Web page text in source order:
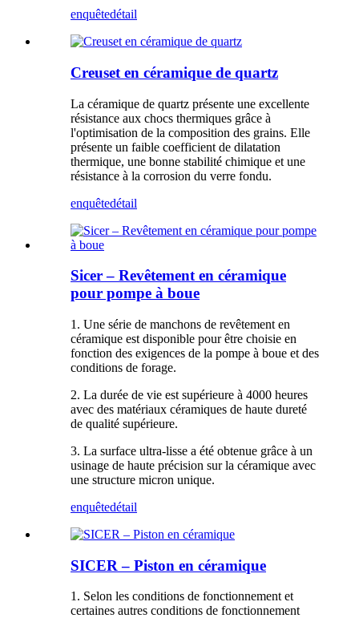
enquêtedétail
Creuset en céramique de quartz
La céramique de quartz présente une excellente
résistance aux chocs thermiques grâce à
l'optimisation de la composition des grains. Elle
présente un faible coefficient de dilatation
thermique, une bonne stabilité chimique et une
résistance à la corrosion du verre fondu.
enquêtedétail
Sicer – Revêtement en céramique
pour pompe à boue
1. Une série de manchons de revêtement en
céramique est disponible pour être choisie en
fonction des exigences de la pompe à boue et des
conditions de forage.
2. La durée de vie est supérieure à 4000 heures
avec des matériaux céramiques de haute dureté
de qualité supérieure.
3. La surface ultra-lisse a été obtenue grâce à un
usinage de haute précision sur la céramique avec
une structure micron unique.
enquêtedétail
SICER – Piston en céramique
1. Selon les conditions de fonctionnement et
certaines autres conditions de fonctionnement